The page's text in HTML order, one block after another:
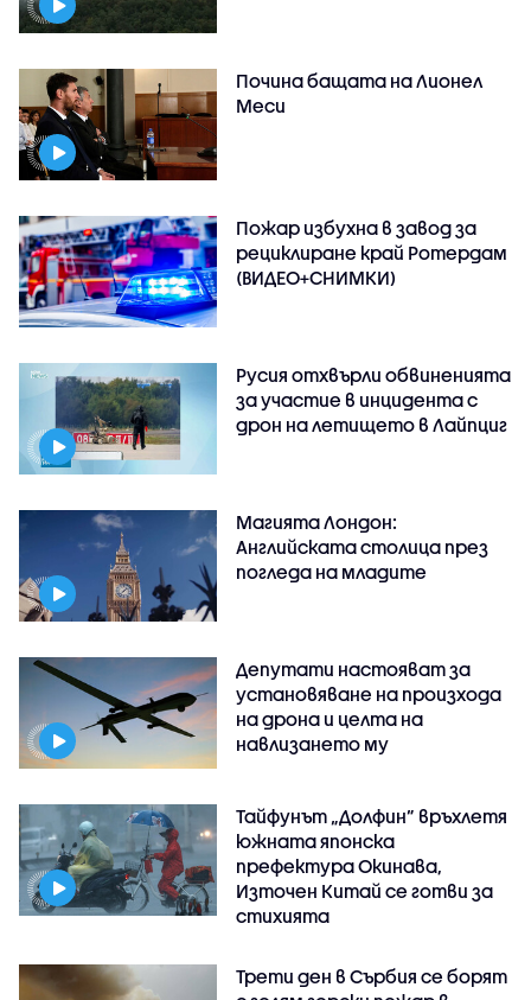
Почина бащата на Лионел
Меси
Пожар избухна в завод за
рециклиране край Ротердам
(ВИДЕО+СНИМКИ)
Русия отхвърли обвиненията
за участие в инцидента с
дрон на летището в Лайпциг
Магията Лондон:
Английската столица през
погледа на младите
Депутати настояват за
установяване на произхода
на дрона и целта на
навлизането му
Тайфунът „Долфин” връхлетя
южната японска
префектура Окинава,
Източен Китай се готви за
стихията
Трети ден в Сърбия се борят